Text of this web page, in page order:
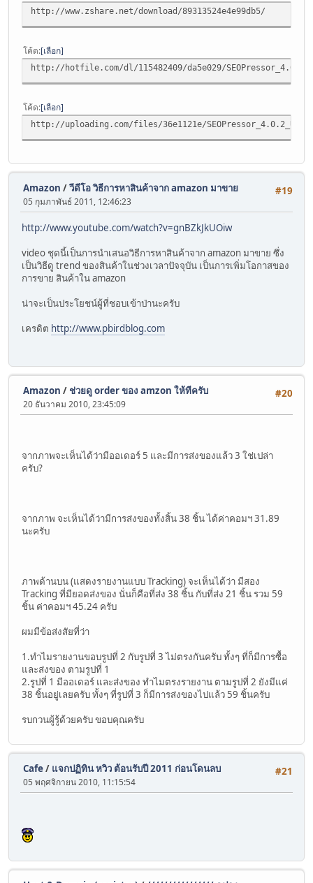
http://www.zshare.net/download/89313524e4e99db5/
โค้ด เลือก
http://hotfile.com/dl/115482409/da5e029/
โค้ด เลือก
http://uploading.com/files/36e1121e/
#19
Amazon /วีดีโอ วิธีการหาสินค้าจาก amazon มาขาย
05 กุมภาพันธ์ 2011, 12:46:23
http://www.youtube.com/watch?v=gnBZkJkUOiw
video ชุดนี้เป็นการนำเสนอวิธีการหาสินค้าจาก amazon มาขาย ซึ่ง
เป็นวิธีดู trend ของสินค้าในช่วงเวลาปัจจุบัน เป็นการเพิ่มโอกาสของ
การขาย สินค้าใน amazon
น่าจะเป็นประโยชน์ผู้ที่ชอบเข้าป่านะครับ
เครดิต http://www.pbirdblog.com
#20
Amazon / ช่วยดู order ของ amzon ให้ทีครับ
20 ธันวาคม 2010, 23:45:09
จากภาพจะเห็นได้ว่ามีออเดอร์ 5 และมีการส่งของแล้ว 3 ใช่เปล่า
ครับ?
จากภาพ จะเห็นได้ว่ามีการส่งของทั้งสิ้น 38 ชิ้น ได้ค่าคอมฯ 31.89
นะครับ
ภาพด้านบน (แสดงรายงานแบบ Tracking) จะเห็นได้ว่า มีสอง
Tracking ที่มียอดส่งของ นั่นก็คือที่ส่ง 38 ชิ้น กับที่ส่ง 21 ชิ้น รวม 59
ชิ้น ค่าคอมฯ 45.24 ครับ
ผมมีข้อส่งสัยที่ว่า
1.ทำไมรายงานขอบรูปที่ 2 กับรูปที่ 3 ไม่ตรงกันครับ ทั้งๆ ที่ก็มีการซื้อ
และส่งของ ตามรูปที่ 1
2.รูปที่ 1 มีออเดอร์ และส่งของ ทำไมตรงรายงาน ตามรูปที่ 2 ยังมีแค่
38 ชิ้นอยู่เลยครับ ทั้งๆ ที่รูปที่ 3 ก็มีการส่งของไปแล้ว 59 ชิ้นครับ
รบกวนผู้รู้ด้วยครับ ขอบคุณครับ
#21
Cafe/ แจกปฏิทิน หวิว ต้อนรับปี 2011 ก่อนโดนลบ
05 พฤศจิกายน 2010, 11:15:54